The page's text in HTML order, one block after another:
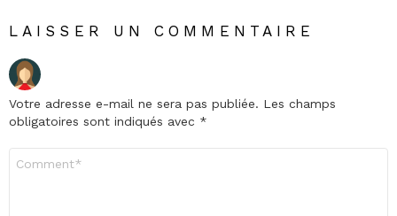
LAISSER UN COMMENTAIRE
Votre adresse e-mail ne sera pas publiée. Les champs
obligatoires sont indiqués avec *